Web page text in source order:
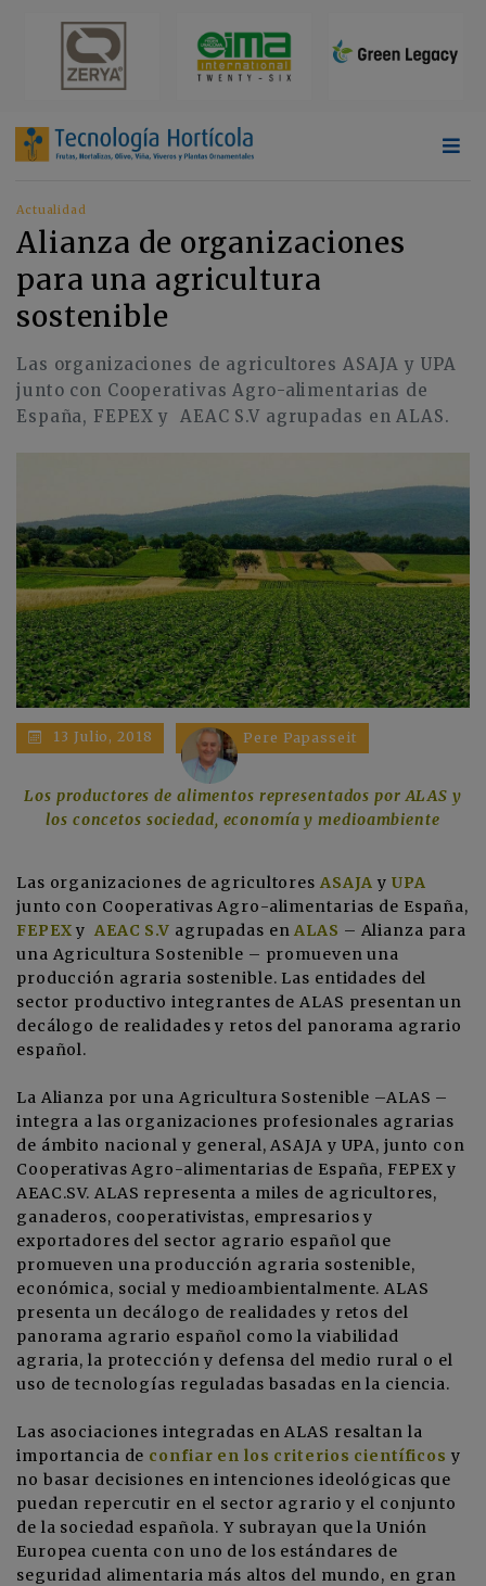
Actualidad
Alianza de organizaciones
para una agricultura
sostenible
Las organizaciones de agricultores ASAJA y UPA
junto con Cooperativas Agro-alimentarias de
España, FEPEX y AEAC S.V agrupadas en ALAS.
13 Julio, 2018 Pere Papasseit
Los productores de alimentos representados por ALAS y
los concetos sociedad, economía y medioambiente
Las organizaciones de agricultores ASAJA y UPA
junto con Cooperativas Agro-alimentarias de España,
FEPEX y AEAC S.V agrupadas enALAS – Alianza para
una Agricultura Sostenible – promueven una
producción agraria sostenible. Las entidades del
sector productivo integrantes de ALAS presentan un
decálogo de realidades y retos del panorama agrario
español.
La Alianza por una Agricultura Sostenible –ALAS –
integra a las organizaciones profesionales agrarias
de ámbito nacional y general,ASAJA y UPA, junto con
Cooperativas Agro-alimentarias de España, FEPEX y
AEAC.SV. ALAS representa a miles de agricultores,
ganaderos, cooperativistas, empresarios y
exportadores del sector agrario español que
promueven una producción agraria sostenible,
económica, social y medioambientalmente. ALAS
presenta un decálogo de realidades y retos del
panorama agrario español como la viabilidad
agraria, la protección y defensa del medio rural o el
uso de tecnologías reguladas basadas en la ciencia.
Las asociaciones integradas en ALAS resaltan la
importancia de confiar en los criterios científicos y
no basar decisiones en intenciones ideológicas que
puedan repercutir en el sector agrario y el conjunto
de la sociedad española. Y subrayan que la Unión
Europea cuenta con uno de los estándares de
seguridad alimentaria más altos del mundo, en gran